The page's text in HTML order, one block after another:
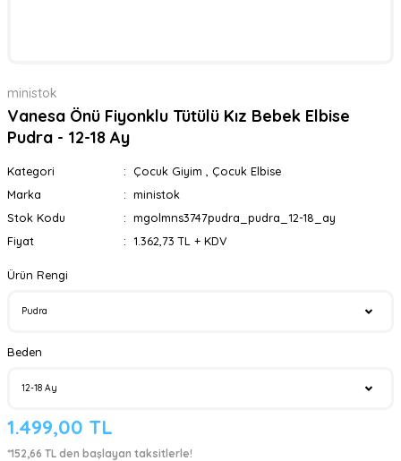
ministok
Vanesa Önü Fiyonklu Tütülü Kız Bebek Elbise
Pudra - 12-18 Ay
Kategori Çocuk Giyim
Çocuk Elbise
Marka
ministok
Stok Kodu
mgolmns3747pudra_pudra_12-18_ay
Fiyat
1.362,73 TL + KDV
Ürün Rengi
Beden
1.499,00 TL
*152,66 TL den başlayan taksitlerle!